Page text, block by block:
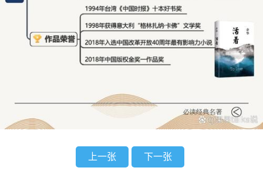
上一张 下一张